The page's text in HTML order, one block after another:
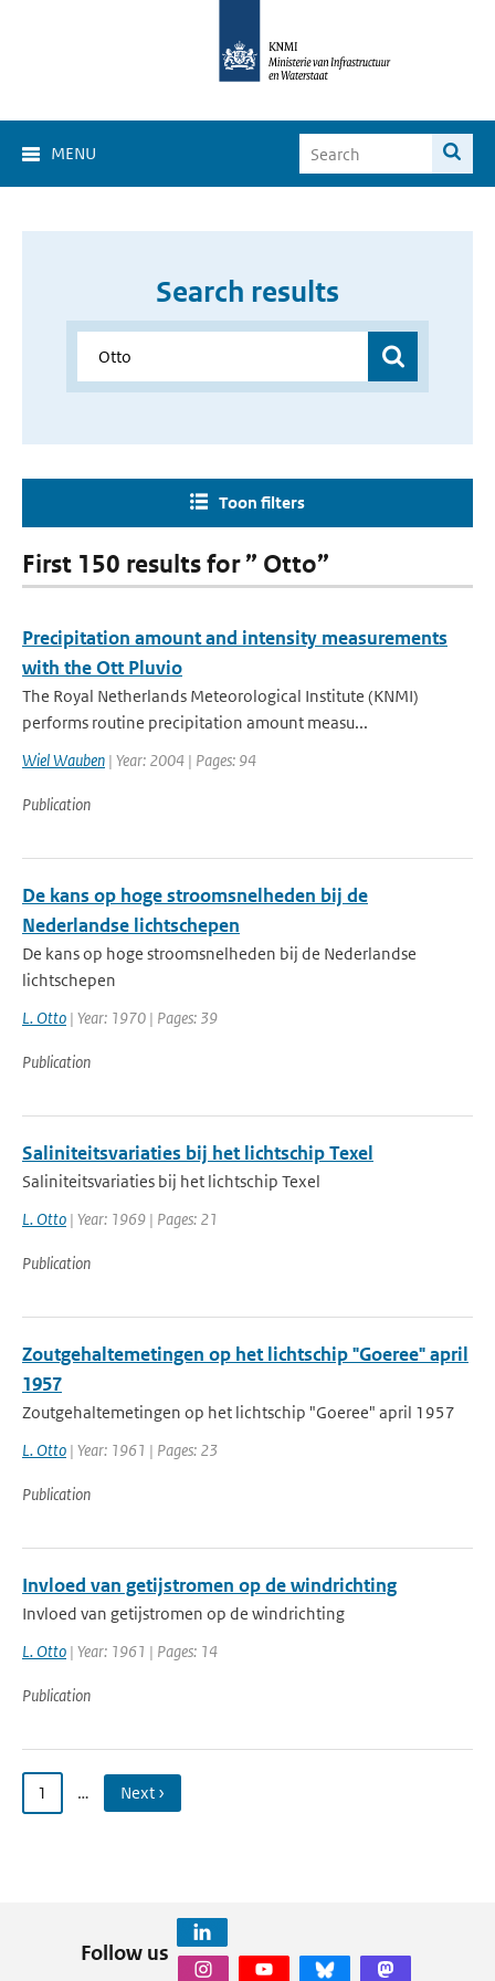
MENU
Search results
Toon filters
First 150 results for ” Otto”
Precipitation amount and intensity measurements
with the Ott Pluvio
The Royal Netherlands Meteorological Institute (KNMI)
performs routine precipitation amount measu...
Wiel Wauben | Year: 2004 | Pages: 94
Publication
De kans op hoge stroomsnelheden bij de
Nederlandse lichtschepen
De kans op hoge stroomsnelheden bij de Nederlandse
lichtschepen
L. Otto | Year: 1970 | Pages: 39
Publication
Saliniteitsvariaties bij het lichtschip Texel
Saliniteitsvariaties bij het lichtschip Texel
L. Otto | Year: 1969 | Pages: 21
Publication
Zoutgehaltemetingen op het lichtschip "Goeree" april
1957
Zoutgehaltemetingen op het lichtschip "Goeree" april 1957
L. Otto | Year: 1961 | Pages: 23
Publication
Invloed van getijstromen op de windrichting
Invloed van getijstromen op de windrichting
L. Otto | Year: 1961 | Pages: 14
Publication
1 … Next ›
Follow us